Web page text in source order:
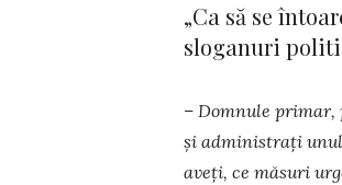
„Ca să se
sloganuri
– Domnule
și administrați unul
aveți, ce măsuri